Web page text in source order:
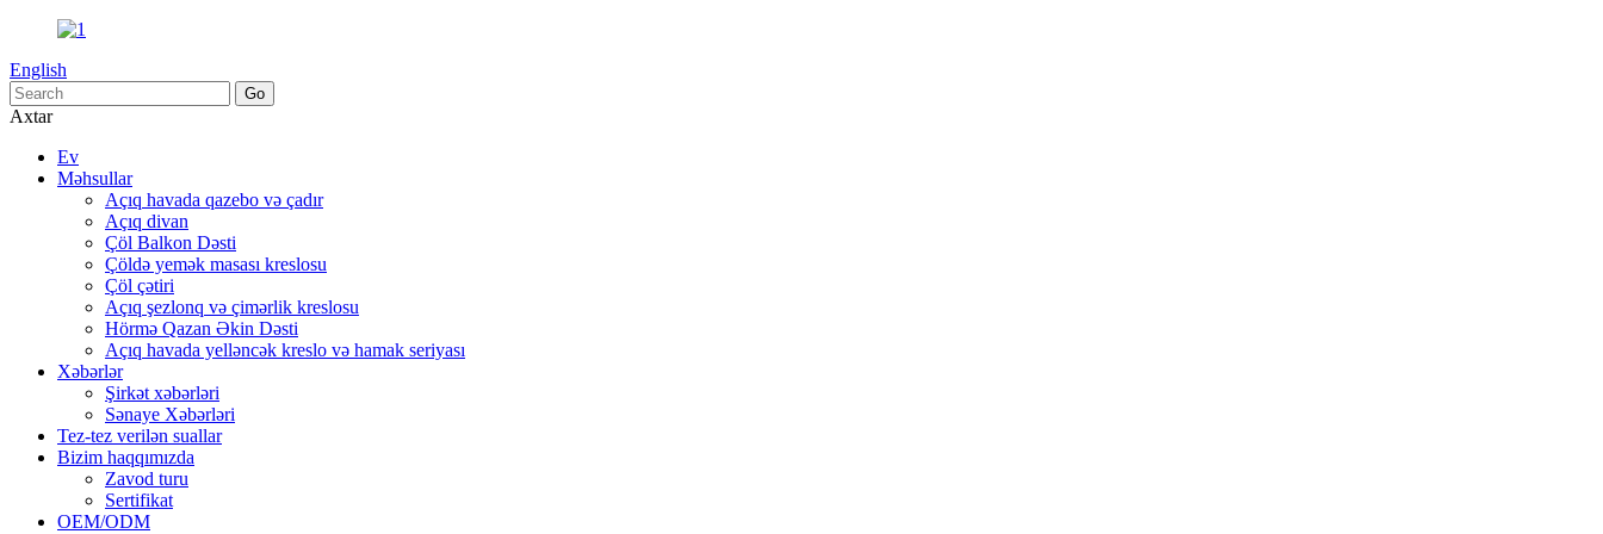
English
Axtar
Ev
Məhsullar
Açıq havada qazebo və çadır
Açıq divan
Çöl Balkon Dəsti
Çöldə yemək masası kreslosu
Çöl çətiri
Açıq şezlonq və çimərlik kreslosu
Hörmə Qazan Əkin Dəsti
Açıq havada yelləncək kreslo və hamak seriyası
Xəbərlər
Şirkət xəbərləri
Sənaye Xəbərləri
Tez-tez verilən suallar
Bizim haqqımızda
Zavod turu
Sertifikat
OEM/ODM